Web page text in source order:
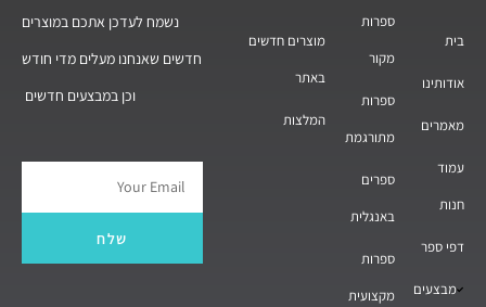
בית
אודותינו
מאמרים
עמוד
חנות
דפי ספר
מבצעים
ספרות
מקור
ספרות
מתורגמת
ספרים
באנגלית
ספרות
מקצועית
מוצרים חדשים
באתר
המלצות
נשמח לעדכן אתכם במוצרים
חדשים שאנחנו מעלים מדי חודש
וכן במבצעים חדשים
Email
שלח